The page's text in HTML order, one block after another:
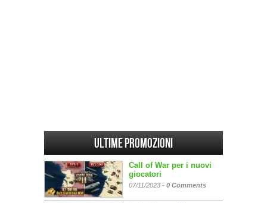
Ultime promozioni
Call of War per i nuovi
giocatori
07/11/2023 - 0 Comments